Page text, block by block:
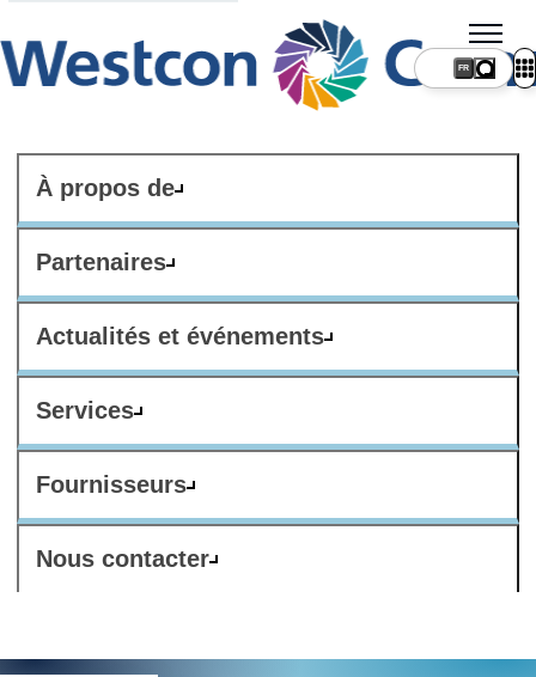
À propos de
Partenaires
Actualités et événements
Services
Fournisseurs
Nous contacter
FR